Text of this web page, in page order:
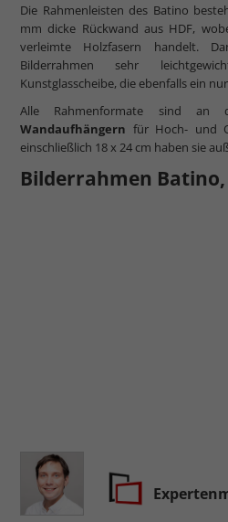
Die Rahmenleisten des Batino
mm dicke Rückwand aus HDF,
verleimte Holzfasern handelt.
Bilderrahmen sehr
Kunstglasscheibe, die ebenfalls ein
Alle Rahmenformate sind an
Wandaufhängern für Hoch- und
einschließlich 18 x 24 cm haben sie
Bilderrahmen Batino,